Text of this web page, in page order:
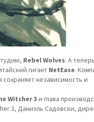
Rebel Wolves. А теперь
гигант NetEase.
независимость и
Witcher 3 и глава
3, Даниэль Садовски,